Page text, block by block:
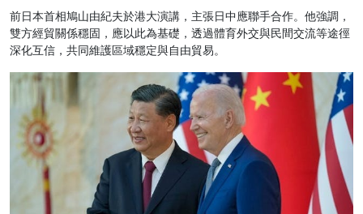
前日本首相鳩山由紀夫於港大演講，主張日中應聯手合作。他強調，
雙方經貿關係穩固，應以此為基礎，透過體育外交與民間交流等途徑
深化互信，共同維護區域穩定與自由貿易。